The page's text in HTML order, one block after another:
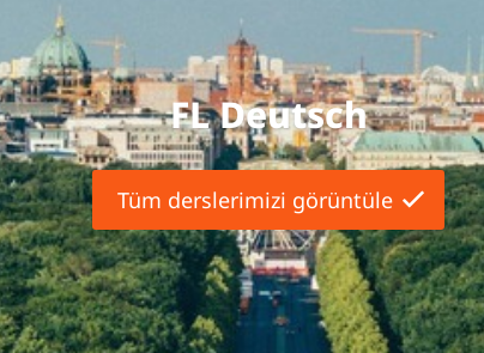
FL Deutsch
Tüm derslerimizi görüntüle